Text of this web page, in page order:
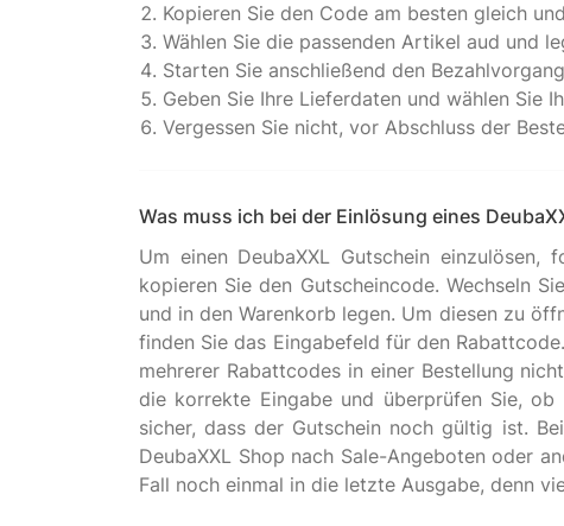
Kopieren Sie den Code am besten gleich
Wählen Sie die passenden Artikel aud und
Starten Sie anschließend den
Geben Sie Ihre Lieferdaten und wählen Sie
Vergessen Sie nicht, vor Abschluss der
Was muss ich bei der Einlösung eines
Um einen DeubaXXL Gutschein
kopieren Sie den Gutscheincode. Wechseln
und in den Warenkorb legen. Um diesen zu
finden Sie das Eingabefeld für den
mehrerer Rabattcodes in einer Bestellung
die korrekte Eingabe und überprüfen Sie,
sicher, dass der Gutschein noch gültig ist.
DeubaXXL Shop nach Sale-Angeboten oder